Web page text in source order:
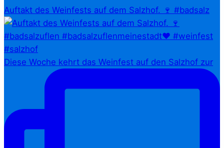
Auftakt des Weinfests auf dem Salzhof. 🍷 #badsalz
Diese Woche kehrt das Weinfest auf den Salzhof zur